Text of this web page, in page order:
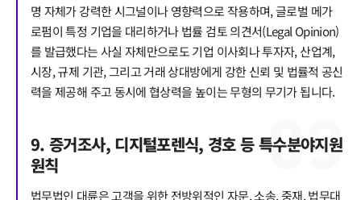
명 자체가 강력한 시그널이나 영향력으로 작용하며, 글로벌 메가
로펌이 특정 기업을 대리하거나 법률 검토 의견서(Legal Opinion)
를 발급했다는 사실 자체만으로도 기업 이사회나 투자자, 산업계,
시장, 규제 기관, 그리고 거래 상대방에게 강한 신뢰 및 법률적 공신
력을 제공해 주고 동시에 협상력을 높이는 무형의 무기가 됩니다.
09
9. 증거조사, 디지털포렌식, 경호 등 특수분야지원
원칙
법무법인 대륜은 고객을 위한 전방위적인 자문, 소송, 중재, 법무대